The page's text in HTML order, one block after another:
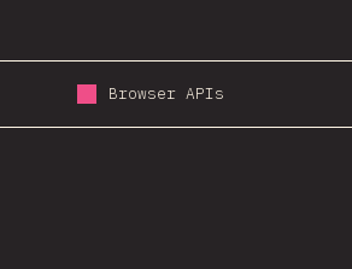
Browser APIs